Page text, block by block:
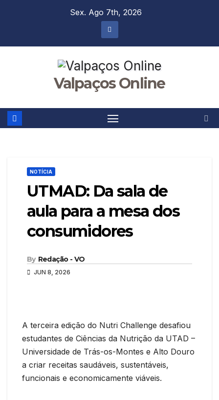
Sex. Ago 7th, 2026
Valpaços Online
NOTÍCIA
UTMAD: Da sala de
aula para a mesa dos
consumidores
By Redação - VO
JUN 8, 2026
A terceira edição do Nutri Challenge desafiou
estudantes de Ciências da Nutrição da UTAD –
Universidade de Trás-os-Montes e Alto Douro
a criar receitas saudáveis, sustentáveis,
funcionais e economicamente viáveis.